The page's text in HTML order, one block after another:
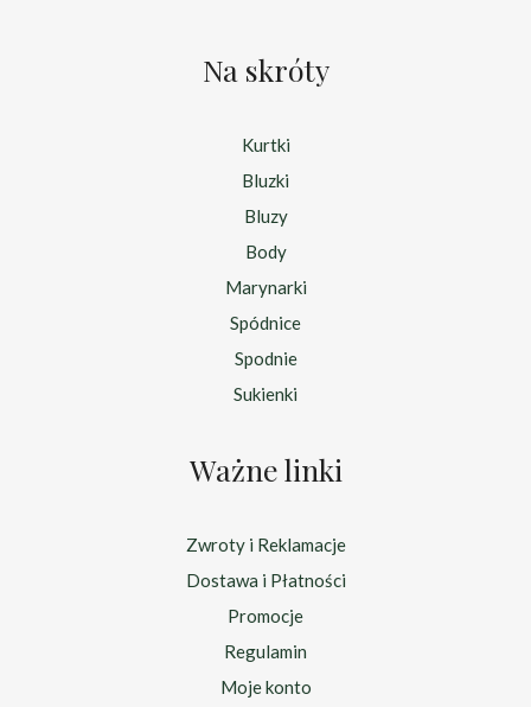
Na skróty
Kurtki
Bluzki
Bluzy
Body
Marynarki
Spódnice
Spodnie
Sukienki
Ważne linki
Zwroty i Reklamacje
Dostawa i Płatności
Promocje
Regulamin
Moje konto